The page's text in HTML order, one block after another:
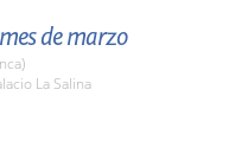
de marzo
La Salina